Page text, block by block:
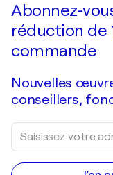
Abonnez-
réduction de
commande
Nouvelles
conseillers,